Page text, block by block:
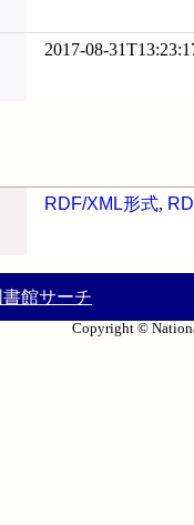
2017-08-
RDF/XML形式,
館サーチ
Copyright ©